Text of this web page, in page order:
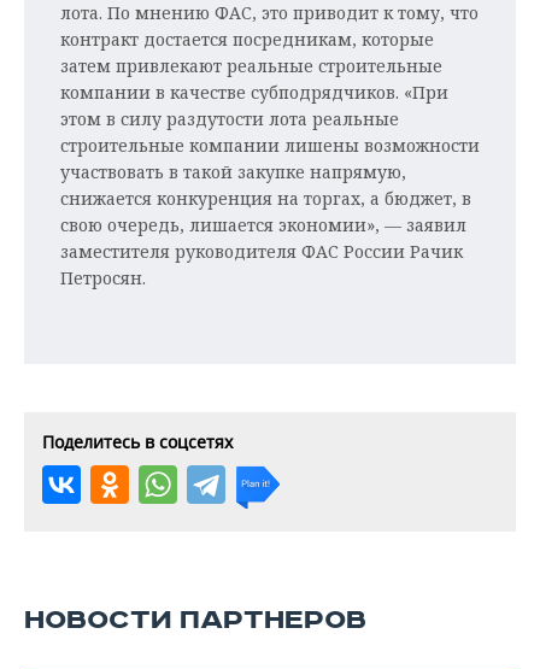
лота. По мнению ФАС, это приводит к тому, что
контракт достается посредникам, которые
затем привлекают реальные строительные
компании в качестве субподрядчиков. «При
этом в силу раздутости лота реальные
строительные компании лишены возможности
участвовать в такой закупке напрямую,
снижается конкуренция на торгах, а бюджет, в
свою очередь, лишается экономии», — заявил
заместителя руководителя ФАС России Рачик
Петросян.
Поделитесь в соцсетях
НОВОСТИ ПАРТНЕРОВ